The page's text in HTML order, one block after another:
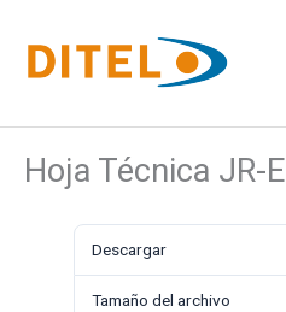
contenido
Hoja Técnica JR-
Descargar
Tamaño del archivo